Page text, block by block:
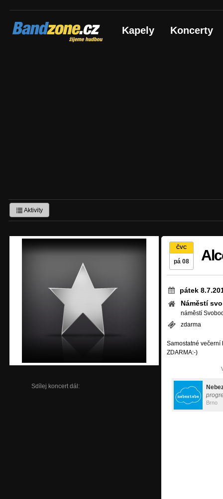
Bandzone.cz
žijeme hudbou Kapely Koncerty
Aktivity
Sdílej koncert dál:
ČVC
pá 08
pátek
Náměstí
náměstí
zdarma
Samostatné večerní
ZDARMA:-)
Brno